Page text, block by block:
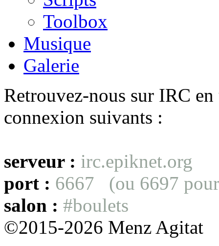
Toolbox
Musique
Galerie
Retrouvez-nous sur IRC
connexion suivants :
serveur : irc.epiknet.org
port : 6667 (ou 6697
salon : #boulets
©2015-2026 Menz Agitat